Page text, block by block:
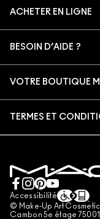
NOS MAQUILLEURS
ACHETER EN LIGNE
S’ABONNER AUX E-MAILS
BESOIN D’AIDE ?
FAQ
+33182883913 (APPEL
VOTRE BOUTIQUE
SERVICES DE
TERMES ET
CONDITIONS
CONDITIONS
CONTREFAÇON
Accessibilité
© Make-Up Art
Cambon 5e étage 75001